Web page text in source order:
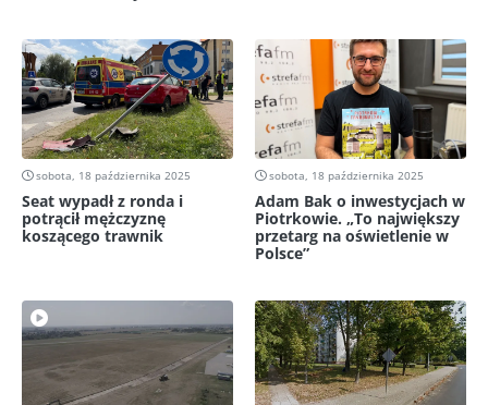
sobota, 18 października 2025
Seat wypadł z ronda i
potrącił mężczyznę
koszącego trawnik
sobota, 18 października 2025
Adam Bak o inwestycjach w
Piotrkowie. „To największy
przetarg na oświetlenie w
Polsce”